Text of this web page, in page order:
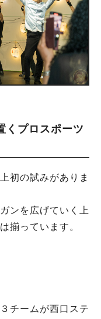
くプロスポーツ
初の試みがありま
ンを広げていく上
揃っています。
チームが西口ステ